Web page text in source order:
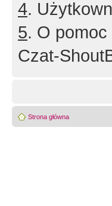
4.
5. O
Czat-
Strona główna